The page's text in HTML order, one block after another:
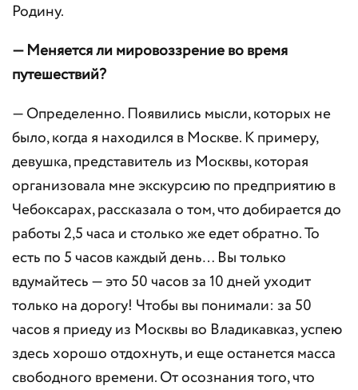
Родину.
— Меняется ли мировоззрение во время
путешествий?
— Определенно. Появились мысли, которых не
было, когда я находился в Москве. К примеру,
девушка, представитель из Москвы, которая
организовала мне экскурсию по предприятию в
Чебоксарах, рассказала о том, что добирается до
работы 2,5 часа и столько же едет обратно. То
есть по 5 часов каждый день… Вы только
вдумайтесь — это 50 часов за 10 дней уходит
только на дорогу! Чтобы вы понимали: за 50
часов я приеду из Москвы во Владикавказ, успею
здесь хорошо отдохнуть, и еще останется масса
свободного времени. От осознания того, что